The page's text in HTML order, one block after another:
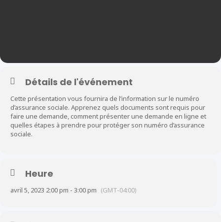
Détails de l'événement
Cette présentation vous fournira de l’information sur le numéro
d’assurance sociale. Apprenez quels documents sont requis pour
faire une demande, comment présenter une demande en ligne et
quelles étapes à prendre pour protéger son numéro d’assurance
sociale.
Heure
avril 5, 2023 2:00 pm - 3:00 pm (GMT-04:00)